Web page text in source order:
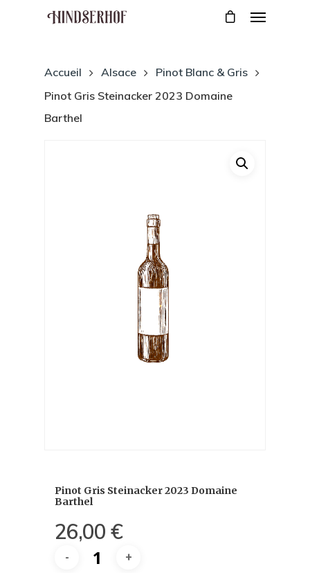
Accueil Alsace
Pinot Blanc & Gris
Pinot Gris Steinacker 2023 Domaine
Barthel
Pinot Gris Steinacker 2023 Domaine
Barthel
26,00 €